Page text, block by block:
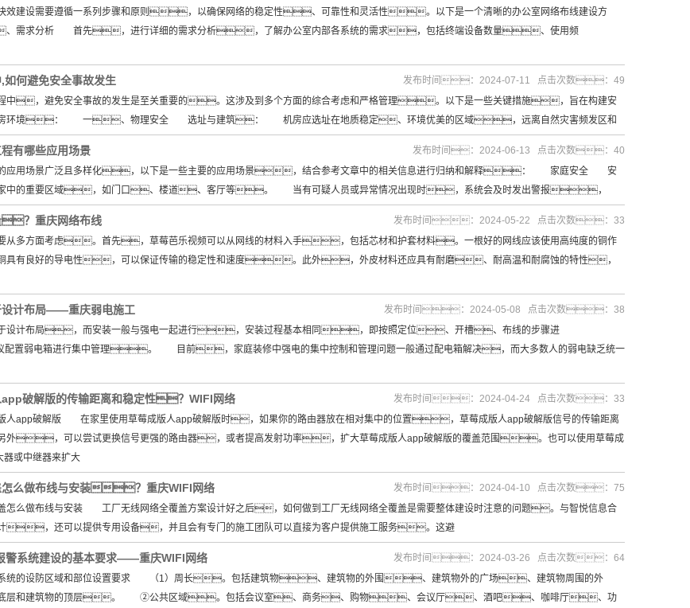
建设需要遵循一系列步骤和原则，以确保网络的稳定性、可靠性和灵活性。以下是一个清晰的办公室网络布线建设方
分析 首先，进行详细的需求分析，了解办公室内部各系统的需求，包括终端设备数量、使用频
如何避免安全事故发生
，避免安全事故的发生是至关重要的。这涉及到多个方面的综合考虑和严格管理。以下是一些关键措施，旨在构建安
环境： 一、物理安全 选址与建筑： 机房应选址在地质稳定、环境优美的区域，远离自然灾害频发区和
发布时间：2024-07-11 点击次数：49
有哪些应用场景
应用场景广泛且多样化，以下是一些主要的应用场景，结合参考文章中的相关信息进行归纳和解释： 家庭安全 安
家中的重要区域，如门口、楼道、客厅等。 当有可疑人员或异常情况出现时，系统会及时发出警报，
发布时间：2024-06-13 点击次数：40
？重庆网络布线
多方面考虑。首先，草莓芭乐视频可以从网线的材料入手，包括芯材和护套材料。一根好的网线应该使用高纯度的铜作
有良好的导电性，可以保证传输的稳定性和速度。此外，外皮材料还应具有耐磨、耐高温和耐腐蚀的特性，
发布时间：2024-05-22 点击次数：33
设计布局——重庆弱电施工
设计布局，而安装一般与强电一起进行，安装过程基本相同，即按照定位、开槽、布线的步骤进
电箱进行集中管理。 目前，家庭装修中强电的集中控制和管理问题一般通过配电箱解决，而大多数人的弱电缺乏统一
发布时间：2024-05-08 点击次数：38
app破解版的传输距离和稳定性？WIFI网络
app破解版 在家里使用草莓成版人app破解版时，如果你的路由器放在相对集中的位置，草莓成版人app破解版信号的传输距离
外，可以尝试更换信号更强的路由器，或者提高发射功率，扩大草莓成版人app破解版的覆盖范围。也可以使用草莓成
器或中继器来扩大
发布时间：2024-04-24 点击次数：33
怎么做布线与安装？重庆WIFI网络
么做布线与安装 工厂无线网络全覆盖方案设计好之后，如何做到工厂无线网络全覆盖是需要整体建设时注意的问题。与智悦信息合
，还可以提供专用设备，并且会有专门的施工团队可以直接为客户提供施工服务。这避
发布时间：2024-04-10 点击次数：75
警系统建设的基本要求——重庆WIFI网络
设防区域和部位设置要求 （1）周长。包括建筑物、建筑物的外围、建筑物外的广场、建筑物周围的外
层和建筑物的顶层。 ②公共区域。包括会议室、商务、购物、会议厅、酒吧、咖啡厅、功
发布时间：2024-03-26 点击次数：64